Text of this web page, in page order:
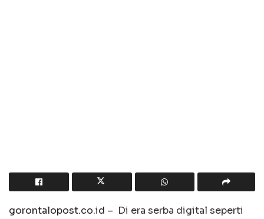
gorontalopost.co.id – Di era serba digital seperti